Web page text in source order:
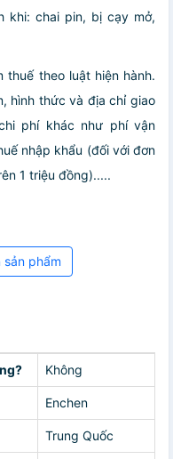
khi: chai pin, bị cạy mở,
thuế theo luật hiện hành.
hình thức và địa chỉ giao
phí khác như phí vận
nhập khẩu (đối với đơn
1 triệu đồng).....
phẩm
Không
Enchen
Trung Quốc